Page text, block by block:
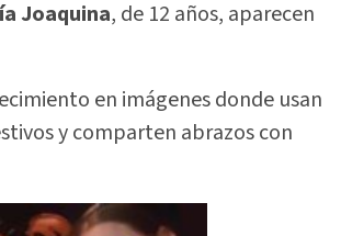
Joaquina, de 12 años, aparecen
en imágenes donde usan
y comparten abrazos con